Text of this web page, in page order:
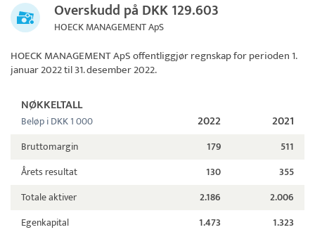
Overskudd på DKK 129.603
HOECK MANAGEMENT ApS
HOECK MANAGEMENT ApSoffentliggjør regnskap for perioden 1.
januar 2022 til 31. desember 2022.
NØKKELTALL
Beløp i DKK 1 000 2022 2021
Bruttomargin 179
511
Årets resultat
130
355
Totale aktiver
2.186
2.006
Egenkapital
1.473 1.323